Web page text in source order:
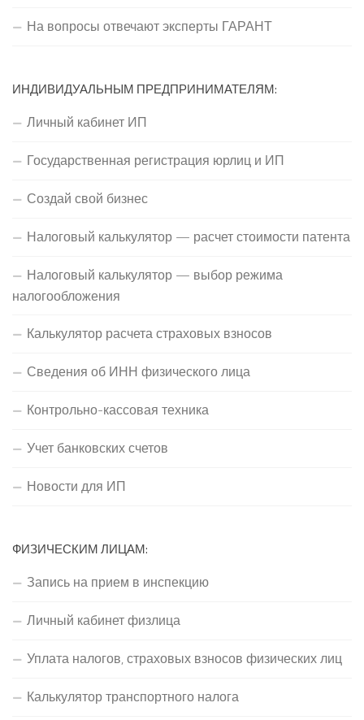
На вопросы отвечают эксперты ГАРАНТ
ИНДИВИДУАЛЬНЫМ ПРЕДПРИНИМАТЕЛЯМ:
Личный кабинет ИП
Государственная регистрация юрлиц и ИП
Создай свой бизнес
Налоговый калькулятор — расчет стоимости патента
Налоговый калькулятор — выбор режима
налогообложения
Калькулятор расчета страховых взносов
Сведения об ИНН физического лица
Контрольно-кассовая техника
Учет банковских счетов
Новости для ИП
ФИЗИЧЕСКИМ ЛИЦАМ:
Запись на прием в инспекцию
Личный кабинет физлица
Уплата налогов, страховых взносов физических лиц
Калькулятор транспортного налога